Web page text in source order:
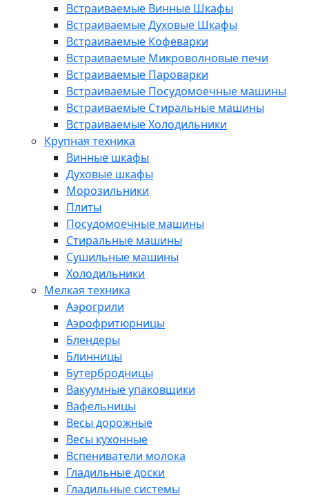
Встраиваемые Винные Шкафы
Встраиваемые Духовые Шкафы
Встраиваемые Кофеварки
Встраиваемые Микроволновые печи
Встраиваемые Пароварки
Встраиваемые Посудомоечные машины
Встраиваемые Стиральные машины
Встраиваемые Холодильники
Крупная техника
Винные шкафы
Духовые шкафы
Морозильники
Плиты
Посудомоечные машины
Стиральные машины
Сушильные машины
Холодильники
Мелкая техника
Аэрогрили
Аэрофритюрницы
Блендеры
Блинницы
Бутербродницы
Вакуумные упаковщики
Вафельницы
Весы дорожные
Весы кухонные
Вспениватели молока
Гладильные доски
Гладильные системы